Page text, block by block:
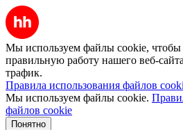
Мы используем файлы cookie, чтобы
правильную работу нашего веб-
трафик.
Правила использования файлов
Мы используем файлы cookie.
файлов cookie
Понятно